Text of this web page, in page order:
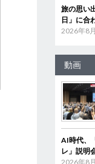
旅の思い
日」に合
2026年8
動画
AI時代、
レ」説明
2026年8